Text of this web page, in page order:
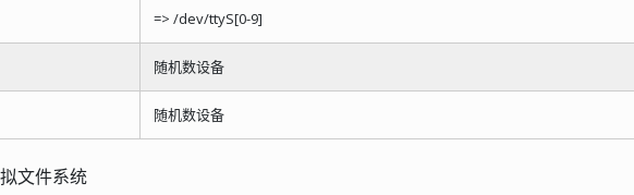
=> /dev/ttyS[0-9]
随机数设备
随机数设备
文件系统